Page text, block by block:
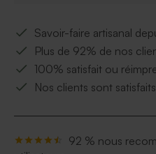
Savoir-faire artisanal
Plus de 92% de nos
100% satisfait ou
Nos clients sont
92 % nous